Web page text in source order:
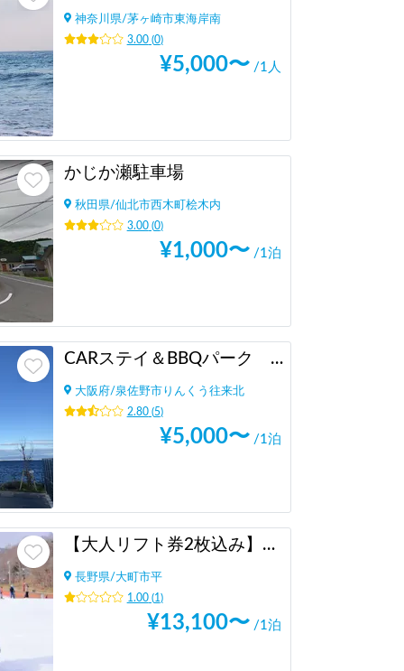
神奈川県/茅ヶ崎市東海岸南
3.00(0)
¥5,000〜 /1人
かじか瀬駐車場
秋田県/仙北市西木町桧木内
3.00(0)
¥1,000〜 /1泊
CARステイ＆BBQパーク 関西空港
大阪府/泉佐野市りんくう往来北
2.80(5)
¥5,000〜 /1泊
【大人リフト券2枚込み】長野県爺ガ岳スキー場
長野県/大町市平
1.00(1 )
¥13,100〜 /1泊